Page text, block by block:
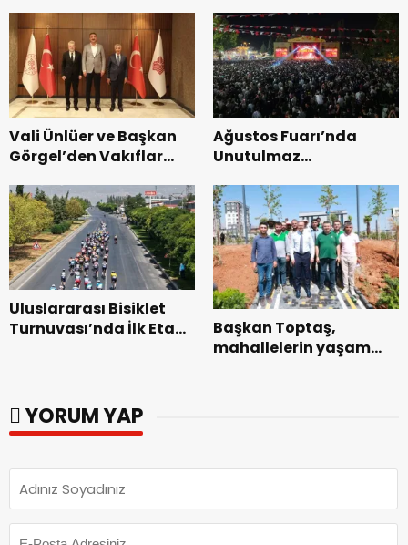
dönemin ön kayıtları
başladı.
Vali Ünlüer ve Başkan
Görgel’den Vakıflar
ziyaret.
Ağustos Fuarı’nda
Unutulmaz
Uluslararası Bisiklet
Turnuvası’nda İlk Etap
Başkan Toptaş,
mahallelerin yaşam
YORUM YAP